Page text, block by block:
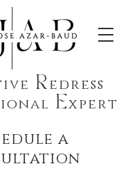
Redress
Expert
a